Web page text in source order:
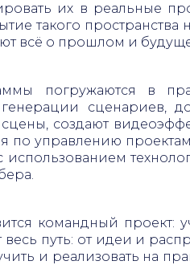
их в реальные
такого пространства
всё о прошлом и
погружаются в
сценариев,
создают
по управлению
командный
путь: от идеи и
и реализовать на